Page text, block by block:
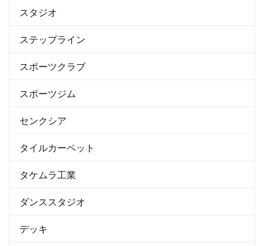
スタジオ
ステップライン
スポーツクラブ
スポーツジム
センクシア
タイルカーペット
タケムラ工業
ダンススタジオ
デッキ